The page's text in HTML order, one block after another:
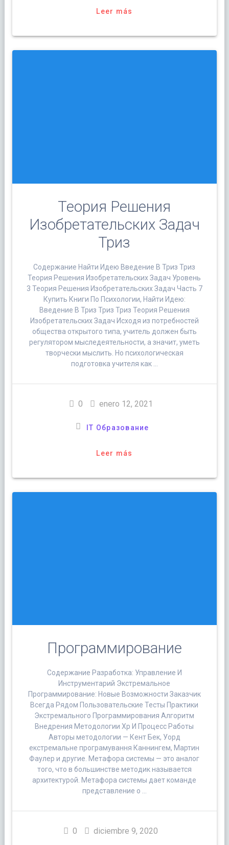
Leer más
Теория Решения
Изобретательских Задач
Триз
Содержание Найти Идею Введение В Триз Триз
Теория Решения Изобретательских Задач Уровень
3 Теория Решения Изобретательских Задач Часть 7
Купить Книги По Психологии, Найти Идею:
Введение В Триз Триз Триз Теория Решения
Изобретательских Задач Исходя из потребностей
общества открытого типа, учитель должен быть
регулятором мыследеятельности, а значит, уметь
творчески мыслить. Но психологическая
подготовка учителя как …
0 enero 12, 2021
IT Образование
Leer más
Программирование
Содержание Разработка: Управление И
Инструментарий Экстремальное
Программирование: Новые Возможности Заказчик
Всегда Рядом Пользовательские Тесты Практики
Экстремального Программирования Алгоритм
Внедрения Методологии Xp И Процесс Работы
Авторы методологии — Кент Бек, Уорд
екстремальне програмування Каннингем, Мартин
Фаулер и другие. Метафора системы — это аналог
того, что в большинстве методик называется
архитектурой. Метафора системы дает команде
представление о …
0 diciembre 9, 2020